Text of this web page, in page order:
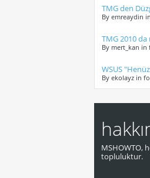
TMG den
By emreaydin
TMG 2010
By mert_kan in
WSUS
By ekolayz in
MSHOWTO,
topluluktur.